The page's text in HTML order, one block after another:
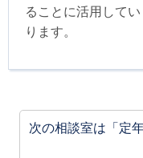
ることに活用して
ります。
次の相談室は「定